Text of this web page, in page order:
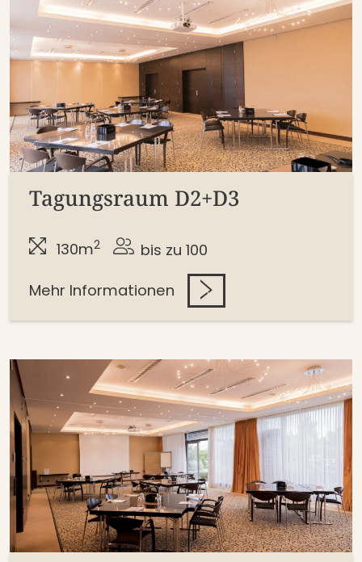
Tagungsraum D2+D3
130m2 bis zu 100
Mehr Informationen